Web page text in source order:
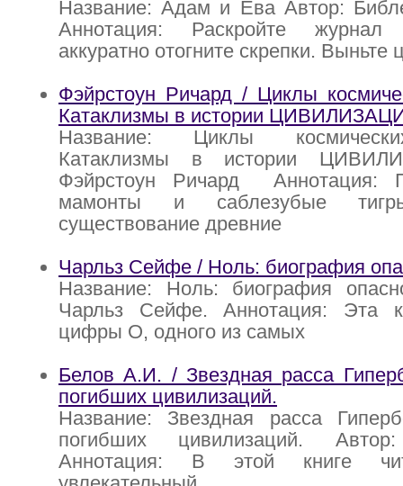
Название: Адам и Ева Автор:
Аннотация: Раскройте
аккуратно отогните скрепки. Выньте
Фэйрстоун Ричард / Циклы
Катаклизмы в истории
Название: Циклы
Катаклизмы в истории
Фэйрстоун Ричард Аннотация:
мамонты и саблезубые
существование древние
Чарльз Сейфе / Ноль: биография
Название: Ноль: биография
Чарльз Сейфе. Аннотация: Эта
цифры О, одного из самых
Белов А.И. / Звездная расса
погибших цивилизаций.
Название: Звездная расса
погибших цивилизаций.
Аннотация: В этой книге